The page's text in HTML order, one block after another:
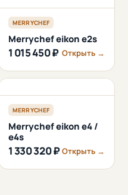
MERRYCHEF
Merrychef eikon e2s
1 015 450 ₽ Открыть →
MERRYCHEF
Merrychef eikon e4 /
e4s
1 330 320 ₽Открыть →